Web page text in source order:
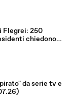
Flegrei: 250
chiedono
da serie tv e